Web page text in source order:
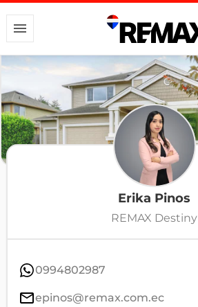
Erika Pinos
REMAX Destiny
0994802987
epinos@remax.com.ec